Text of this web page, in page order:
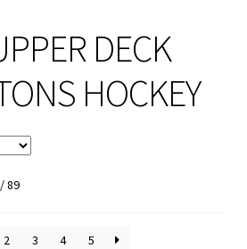
DECK
HOCKEY
89
2 3 4 5